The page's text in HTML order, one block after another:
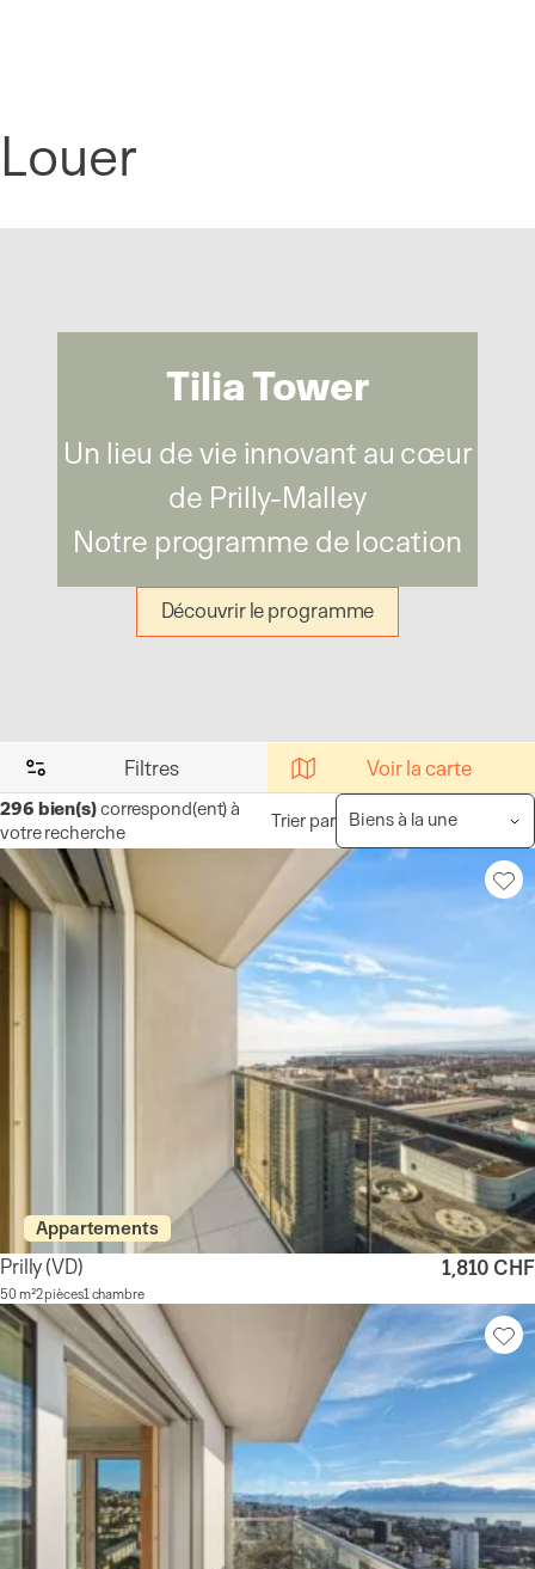
Louer
Tilia Tower
Un lieu de vie innovant au cœur
de Prilly-Malley
Notre programme de location
Découvrir le programme
Filtres Voir la carte
296 bien(s)correspond(ent) à
votre recherche
Trier par
Appartements
Prilly(VD)
50 m²2 pièces1 chambre
1,810 CHF